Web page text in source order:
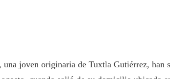
joven originaria de Tuxtla Gutiérrez, han